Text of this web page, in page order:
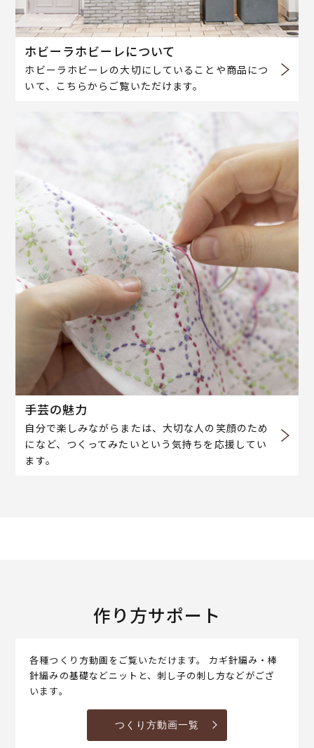
ホビーラホビーレについて
ホビーラホビーレの大切にしていることや商品につ
いて、こちらからご覧いただけます。
手芸の魅力
自分で楽しみながらまたは、大切な人の笑顔のため
になど、つくってみたいという気持ちを応援してい
ます。
作り方サポート
各種つくり方動画をご覧いただけます。 カギ針編み・棒
針編みの基礎などニットと、刺し子の刺し方などがござ
います。
つくり方動画一覧